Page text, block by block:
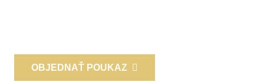
OBJEDNAŤ POUKAZ